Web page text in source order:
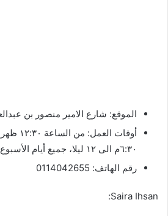
الموقع: شارع الامير منصور بن
٦:٣٠م الى ١٢ ليلا، جميع أيام الأسبوع
رقم الهاتف: 0114042655
Saira Ihsan: